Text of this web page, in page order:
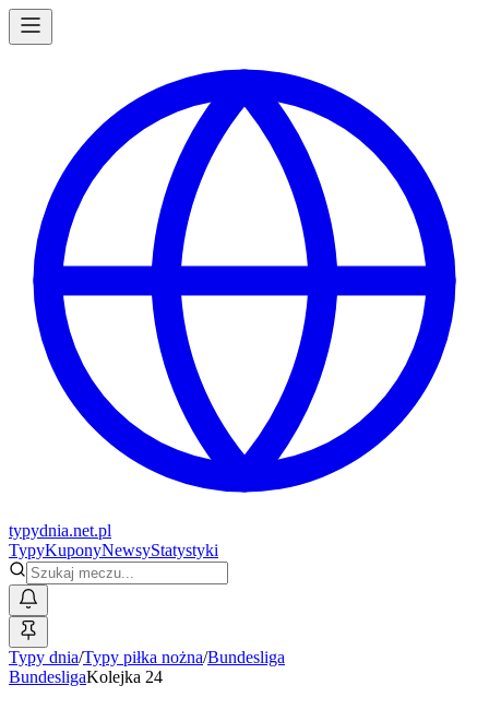
typydnia.net.pl
TypyKuponyNewsyStatystyki
Typy dnia/Typy piłka nożna/Bundesliga
BundesligaKolejka 24